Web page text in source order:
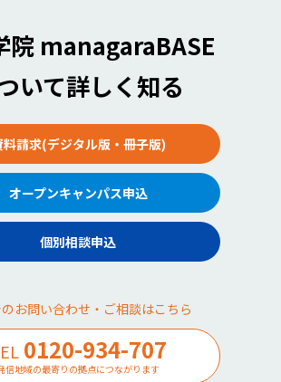
院 managaraBASE
いて詳しく知る
料請求(デジタル版・冊子版)
オープンキャンパス申込
個別相談申込
お問い合わせ・ご相談はこちら
0120-934-707
信地域の最寄りの拠点につながります